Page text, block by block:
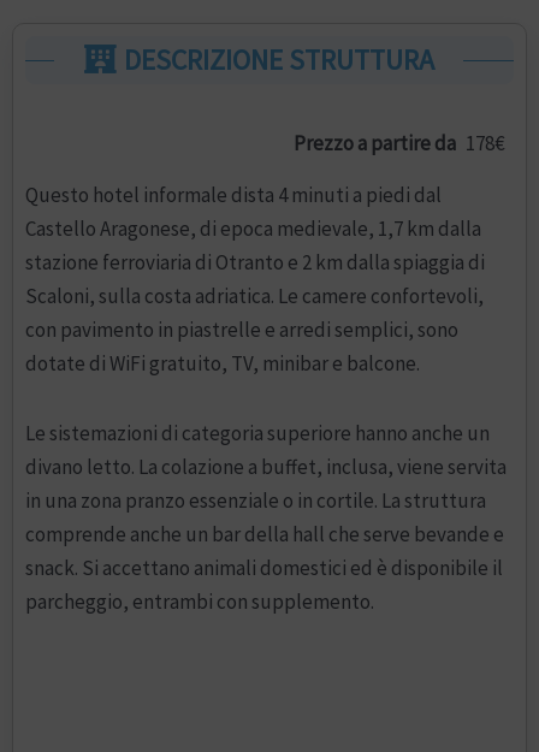
DESCRIZIONE STRUTTURA
Prezzo a partire da 178€
Questo hotel informale dista 4 minuti a piedi dal
Castello Aragonese, di epoca medievale, 1,7 km dalla
stazione ferroviaria di Otranto e 2 km dalla spiaggia di
Scaloni, sulla costa adriatica. Le camere confortevoli,
con pavimento in piastrelle e arredi semplici, sono
dotate di WiFi gratuito, TV, minibar e balcone.
Le sistemazioni di categoria superiore hanno anche un
divano letto. La colazione a buffet, inclusa, viene servita
in una zona pranzo essenziale o in cortile. La struttura
comprende anche un bar della hall che serve bevande e
snack. Si accettano animali domestici ed è disponibile il
parcheggio, entrambi con supplemento.